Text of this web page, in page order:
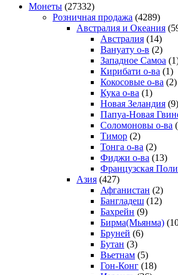
Монеты (27332)
Розничная продажа (4289)
Австралия и Океания
Австралия (14)
Вануату о-в (2)
Западное Самоа
Кирибати о-ва (1)
Кокосовые о-ва (2)
Кука о-ва (1)
Новая Зеландия (9)
Папуа-Новая
Соломоновы о-ва
Тимор (2)
Тонга о-ва (2)
Фиджи о-ва (13)
Французская
Азия (427)
Афганистан (2)
Бангладеш (12)
Бахрейн (9)
Бирма(Мьянма)
Бруней (6)
Бутан (3)
Вьетнам (5)
Гон-Конг (18)